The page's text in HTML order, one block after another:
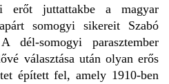
juttattakbe a magyar
somogyi sikereit Szabó
dél-somogyi parasztember
választása után olyan erős
épített fel, amely 1910-ben